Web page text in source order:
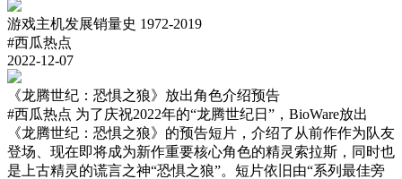
游戏主机发展销量史 1972-2019
#西瓜热点
2022-12-07
《龙腾世纪：恐惧之狼》放出角色介绍预告
#西瓜热点 为了庆祝2022年的“龙腾世纪日”，BioWare放出
《龙腾世纪：恐惧之狼》的预告短片，介绍了从前作作为队友
登场、现在即将成为新作重要核心角色的精灵索拉斯，同时也
是上古精灵的谎言之神“恐惧之狼”。短片依旧由“系列最佳旁